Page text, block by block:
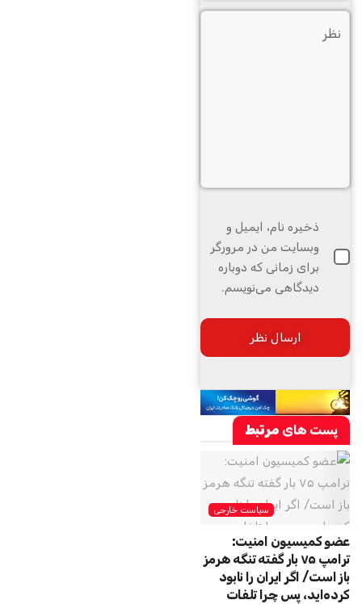
ذخیره نام، ایمیل و
وبسایت من در مرورگر
برای زمانی که دوباره
دیدگاهی می‌نویسم.
پست های مرتبط
سیاست خارجی
عضو کمیسیون امنیت:
ترامپ ۷۵ بار گفته تنگه هرمز
باز است/ اگر ایران را نابود
کرده‌اید، پس چرا تلفات